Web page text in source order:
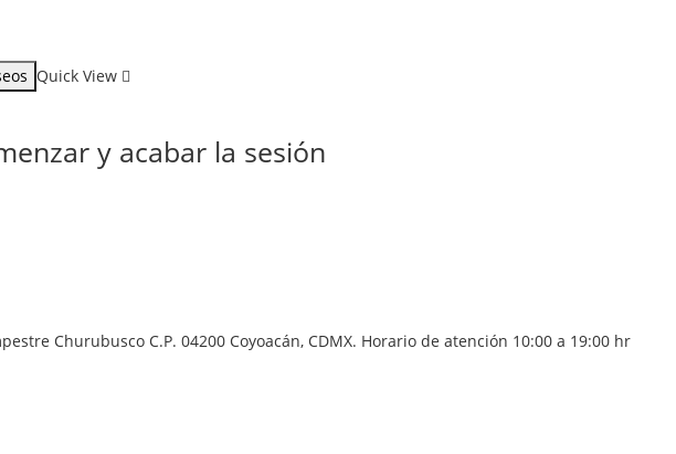
Quick View
y acabar la sesión
Churubusco C.P. 04200 Coyoacán, CDMX. Horario de atención 10:00 a 19:00 hr